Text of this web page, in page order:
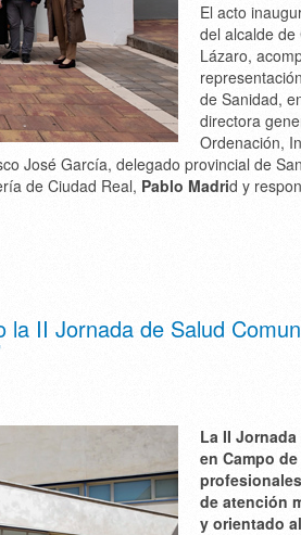
El acto
del alcalde de
Lázaro,
de Sanidad,
directora
Ordenación,
José García, delegado provincial de
de Ciudad Real, Pablo Madrid y
II Jornada de Salud
La II
en Campo
de atención
y orientado